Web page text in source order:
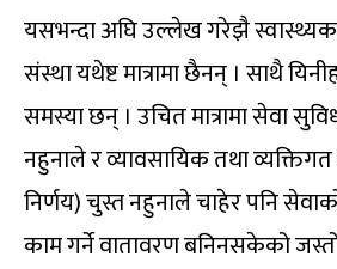
यसभन्दा अघि उल्लेख गरेझै
संस्था यथेष्ट मात्रामा छैनन् । साथै
समस्या छन् । उचित मात्रामा सेवा
नहुनाले र व्यावसायिक तथा
निर्णय) चुस्त नहुनाले चाहेर पनि
काम गर्ने वातावरण बनिनसकेको